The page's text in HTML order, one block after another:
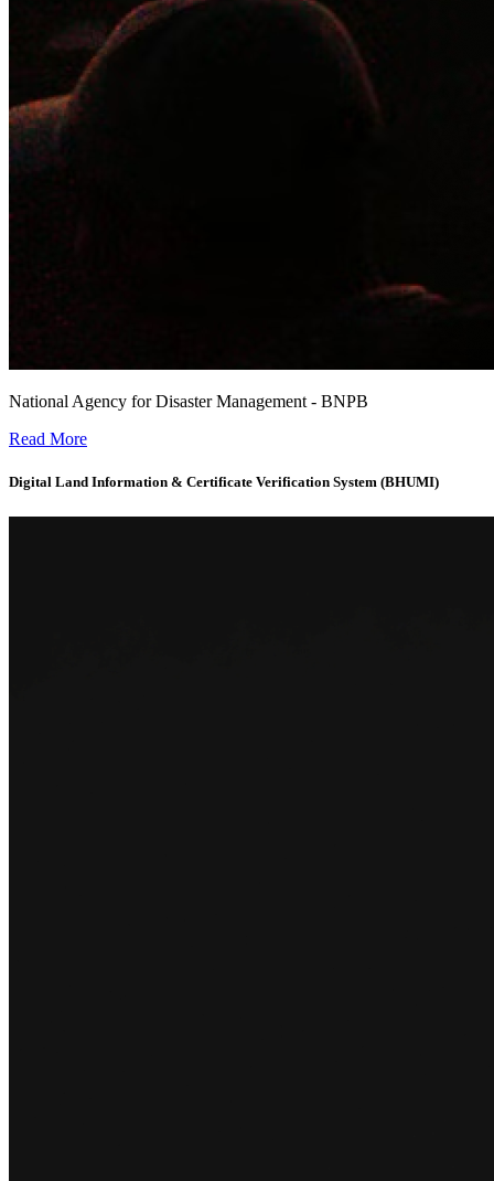
National Agency for Disaster Management - BNPB
Early Warning System for Cold Lava and Flood Monitoring -
Read More
Digital Land Information & Certificate Verification System (BHUMI)